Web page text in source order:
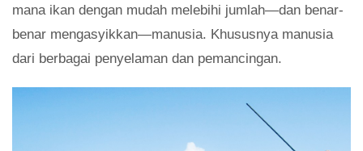
mana ikan dengan mudah melebihi jumlah—dan benar-
benar mengasyikkan—manusia. Khususnya manusia
dari berbagai penyelaman dan pemancingan.